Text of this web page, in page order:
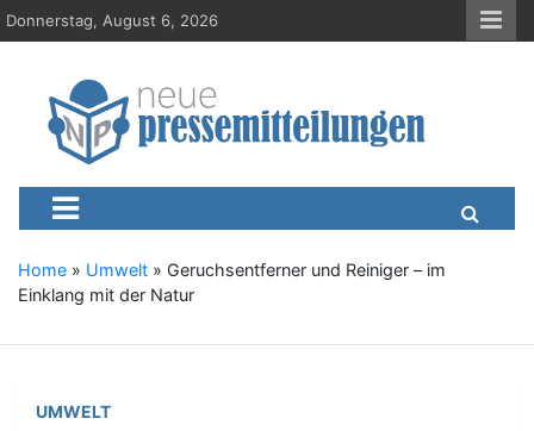
S
k
Donnerstag, August 6, 2026
Neue-
Presseportal, Nachrichten, News, Meldungen, Wirtschaft
Home » Umwelt » Geruchsentferner und Reiniger – im
Einklang mit der Natur
UMWELT